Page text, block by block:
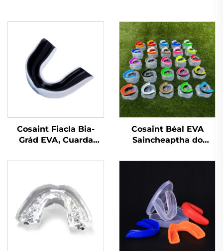
Cosaint Fiacla Bia-
Grád EVA, Cuarda
Cobhrú Spóirt do
Cosaint Béal EVA
Saincheaptha do
Cosaint Bhéal do
Cosainte Fiacla do
Spóirt, Cás MMA,
Cosainte Béal do
Chnaipíocht Fiacla